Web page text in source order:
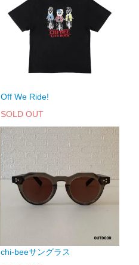
Off We Ride!
SOLD OUT
chi-beeサングラス